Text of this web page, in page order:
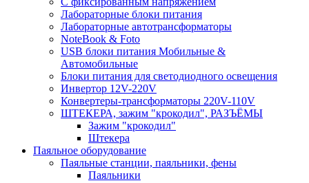
Лабораторные блоки питания
Лабораторные автотрансформаторы
NoteBook & Foto
USB блоки питания Мобильные &
Автомобильные
Блоки питания для светодиодного освещения
Инвертор 12V-220V
Конвертеры-трансформаторы 220V-110V
ШТЕКЕРА, зажим "крокодил", РАЗЪЁМЫ
Зажим "крокодил"
Штекера
Паяльное оборудование
Паяльные станции, паяльники, фены
Паяльники